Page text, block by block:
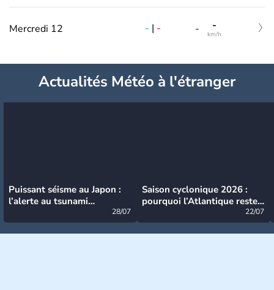
Mercredi 12 - | - - -
km/h
Actualités Météo à l'étranger
Puissant séisme au Japon :
l’alerte au tsunami
28/07
Saison cyclonique 2026 :
pourquoi l’Atlantique reste
22/07